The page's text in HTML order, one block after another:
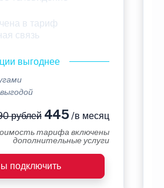
в тариф
связь
выгоднее
рублей445 /в месяц
тарифа включены
дополнительные услуги
подключить